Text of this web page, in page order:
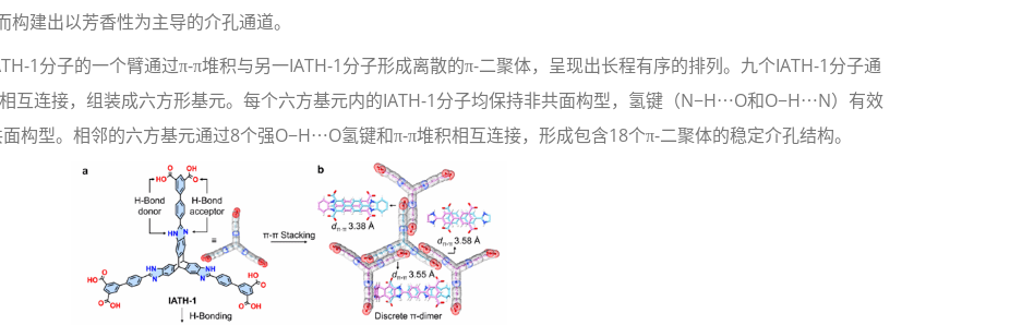
建出以芳香性为主导的介孔通道。
1分子的一个臂通过π-π堆积与另一IATH-1分子形成离散的π-二聚体，呈现出长程有序的排列。九个IATH-1分子通
连接，组装成六方形基元。每个六方基元内的IATH-1分子均保持非共面构型，氢键（N−H⋯O和O−H⋯N）有效
构型。相邻的六方基元通过8个强O−H⋯O氢键和π-π堆积相互连接，形成包含18个π-二聚体的稳定介孔结构。